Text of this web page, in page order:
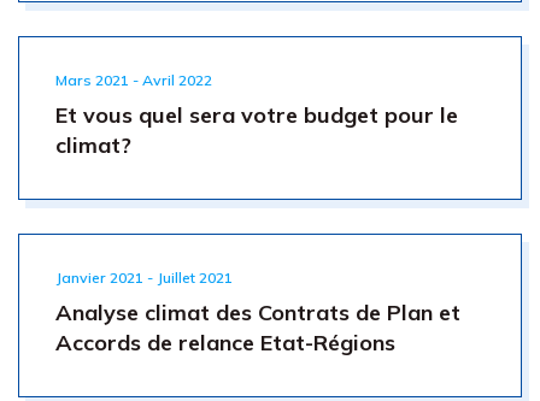
Mars 2021 - Avril 2022
Et vous quel sera votre budget pour le
climat?
Janvier 2021 - Juillet 2021
Analyse climat des Contrats de Plan et
Accords de relance Etat-Régions